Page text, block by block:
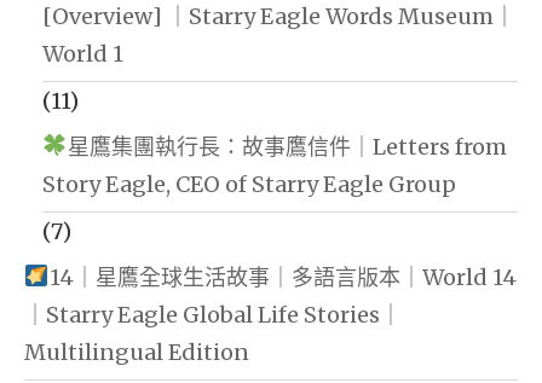
[Overview] ｜Starry Eagle Words Museum｜
World 1
(11)
星鷹集團執行長：故事鷹信件｜Letters from
Story Eagle, CEO of Starry Eagle Group
(7)
14｜星鷹全球生活故事｜多語言版本｜World 14
｜Starry Eagle Global Life Stories｜
Multilingual Edition